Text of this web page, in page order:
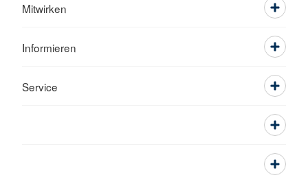
Mitwirken
Informieren
Service